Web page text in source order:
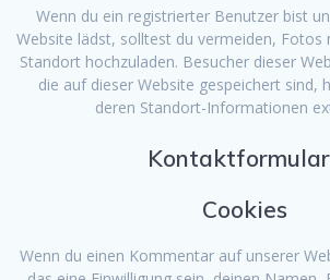
Wenn du ein registrierter Benutzer bist
Website lädst, solltest du vermeiden, Fotos
Standort hochzuladen. Besucher dieser
die auf dieser Website gespeichert sind,
deren Standort-Informationen
Cookies
Wenn du einen Kommentar auf unserer